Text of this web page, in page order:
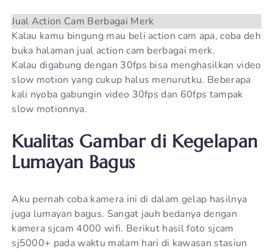
Jual Action Cam Berbagai Merk
Kalau kamu bingung mau beli action cam apa, coba deh
buka halaman jual action cam berbagai merk.
Kalau digabung dengan 30fps bisa menghasilkan video
slow motion yang cukup halus menurutku. Beberapa
kali nyoba gabungin video 30fps dan 60fps tampak
slow motionnya.
Kualitas Gambar di Kegelapan
Lumayan Bagus
Aku pernah coba kamera ini di dalam gelap hasilnya
juga lumayan bagus. Sangat jauh bedanya dengan
kamera sjcam 4000 wifi. Berikut hasil foto sjcam
sj5000+ pada waktu malam hari di kawasan stasiun